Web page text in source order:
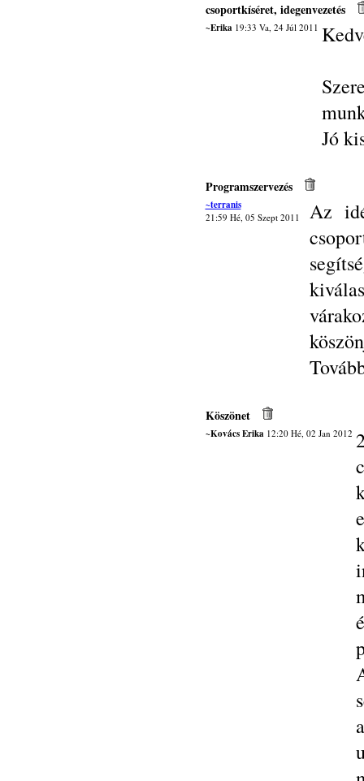
csoportkíséret, idegenvezetés
~Erika19:33 Va, 24 Júl 2011
Jó
Programszervezés
~terranis
21:59 Hé, 05 Szept 2011
Az
Köszönet
~Kovács Erika12:20 Hé, 02 Jan 2012